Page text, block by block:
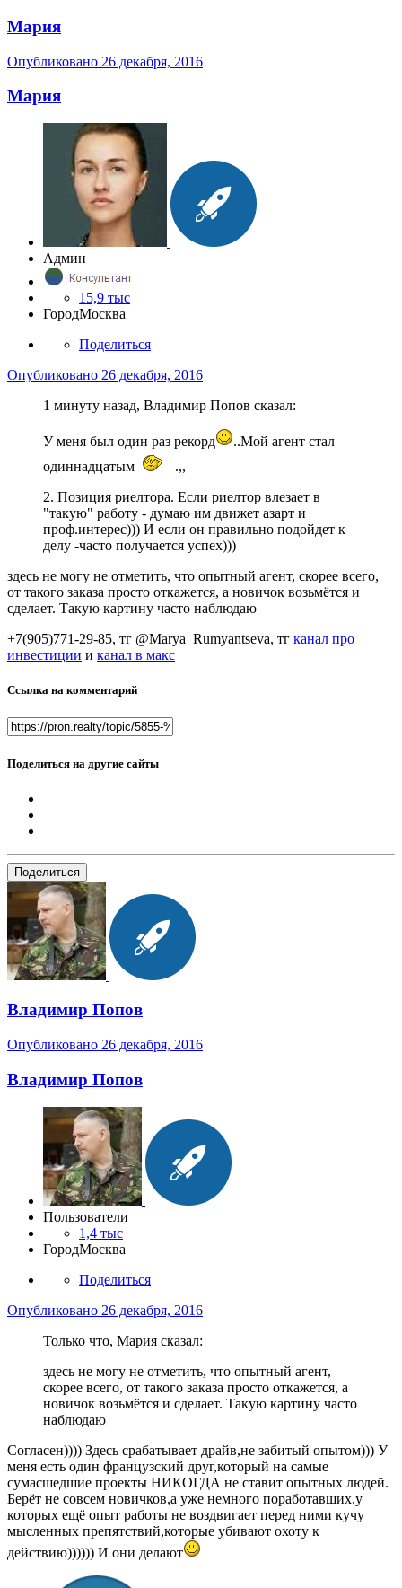
Мария
Опубликовано 26 декабря, 2016
Мария
Админ
15,9 тыс
ГородМосква
Поделиться
Опубликовано 26 декабря, 2016
1 минуту назад, Владимир Попов сказал:
У меня был один раз рекорд
..Мой агент стал
одиннадцатым
.,,
2. Позиция риелтора. Если риелтор влезает в
"такую" работу - думаю им движет азарт и
проф.интерес))) И если он правильно подойдет к
делу -часто получается успех)))
здесь не могу не отметить, что опытный агент, скорее всего,
от такого заказа просто откажется, а новичок возьмётся и
сделает. Такую картину часто наблюдаю
+7(905)771-29-85, тг @Marya_Rumyantseva, тг канал про
инвестиции и канал в макс
Ссылка на комментарий
Поделиться на другие сайты
Поделиться
Владимир Попов
Опубликовано 26 декабря, 2016
Владимир Попов
Пользователи
1,4 тыс
ГородМосква
Поделиться
Опубликовано 26 декабря, 2016
Только что, Мария сказал:
здесь не могу не отметить, что опытный агент,
скорее всего, от такого заказа просто откажется, а
новичок возьмётся и сделает. Такую картину часто
наблюдаю
Согласен)))) Здесь срабатывает драйв,не забитый опытом))) У
меня есть один французский друг,который на самые
сумасшедшие проекты НИКОГДА не ставит опытных людей.
Берёт не совсем новичков,а уже немного поработавших,у
которых ещё опыт работы не воздвигает перед ними кучу
мысленных препятствий,которые убивают охоту к
действию)))))) И они делают